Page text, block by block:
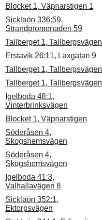
Blocket 1, Väpnarstigen 1
Sicklaön 336:59,
Strandpromenaden 59
Tallberget 1, Tallbergsvägen
Erstavik 26:11, Laxgatan 9
Tallberget 1, Tallbergsvägen
Tallberget 1, Tallbergsvägen
Igelboda 48:1,
Vinterbrinksvägen
Blocket 1, Väpnarstigen
Söderåsen 4,
Skogshemsvägen
Söderåsen 4,
Skogshemsvägen
Igelboda 41:3,
Valhallavägen 8
Sicklaön 352:1,
Ektorpsvägen